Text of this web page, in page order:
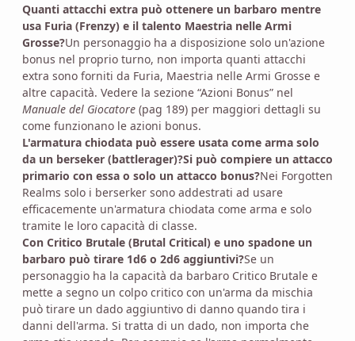
Quanti attacchi extra può ottenere un barbaro mentre
usa Furia (Frenzy) e il talento Maestria nelle Armi
Grosse?Un personaggio ha a disposizione solo un'azione
bonus nel proprio turno, non importa quanti attacchi
extra sono forniti da Furia, Maestria nelle Armi Grosse e
altre capacità. Vedere la sezione “Azioni Bonus” nel
Manuale del Giocatore (pag 189) per maggiori dettagli su
come funzionano le azioni bonus.
L'armatura chiodata può essere usata come arma solo
da un berseker (battlerager)?Si può compiere un attacco
primario con essa o solo un attacco bonus?Nei Forgotten
Realms solo i berserker sono addestrati ad usare
efficacemente un'armatura chiodata come arma e solo
tramite le loro capacità di classe.
Con Critico Brutale (Brutal Critical) e uno spadone un
barbaro può tirare 1d6 o 2d6 aggiuntivi?Se un
personaggio ha la capacità da barbaro Critico Brutale e
mette a segno un colpo critico con un'arma da mischia
può tirare un dado aggiuntivo di danno quando tira i
danni dell'arma. Si tratta di un dado, non importa che